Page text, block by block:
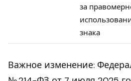
за
знака
Важное изменение: